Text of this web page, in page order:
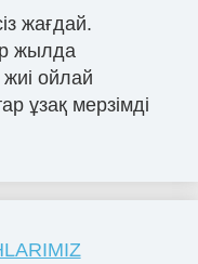
жағдай.
жылда
ойлай
ұзақ мерзімді